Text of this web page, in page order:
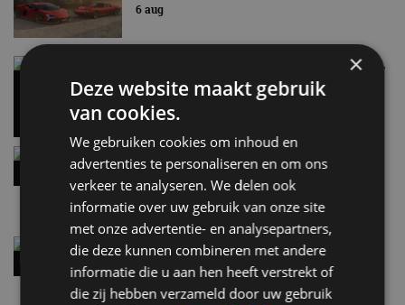
6 aug
Carbon fibre op je laadkabel: nergens voor nodig,
en precies daarom geweldig
5 aug
Hennessey Blackbird krijgt atmosferische V8 en
handbak: soms is eenvoud leuker
5 aug
Audi A2 e-Tron mikt op verbruik van 12,8 kWh
per 100 kilometer
4 aug
×
Deze website maakt gebruik
van cookies.
We gebruiken cookies om inhoud en
advertenties te personaliseren en om ons
verkeer te analyseren. We delen ook
informatie over uw gebruik van onze site
met onze advertentie- en analysepartners,
die deze kunnen combineren met andere
informatie die u aan hen heeft verstrekt of
die zij hebben verzameld door uw gebruik